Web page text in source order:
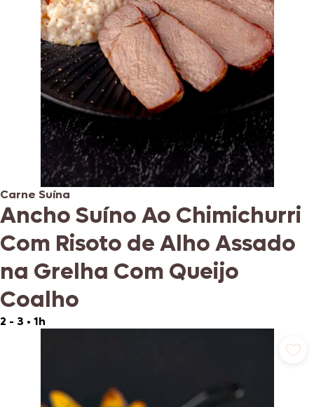
Carne Suína
Ancho Suíno Ao Chimichurri
Com Risoto de Alho Assado
na Grelha Com Queijo
Coalho
2 - 3 • 1h